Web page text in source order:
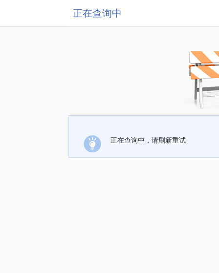
正在查询中
正在查询中，请刷新重试